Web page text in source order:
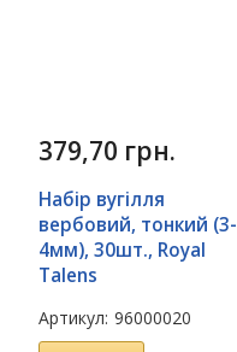
379,70 грн.
Набір вугілля
вербовий, тонкий (3-
4мм), 30шт., Royal
Talens
Артикул: 96000020